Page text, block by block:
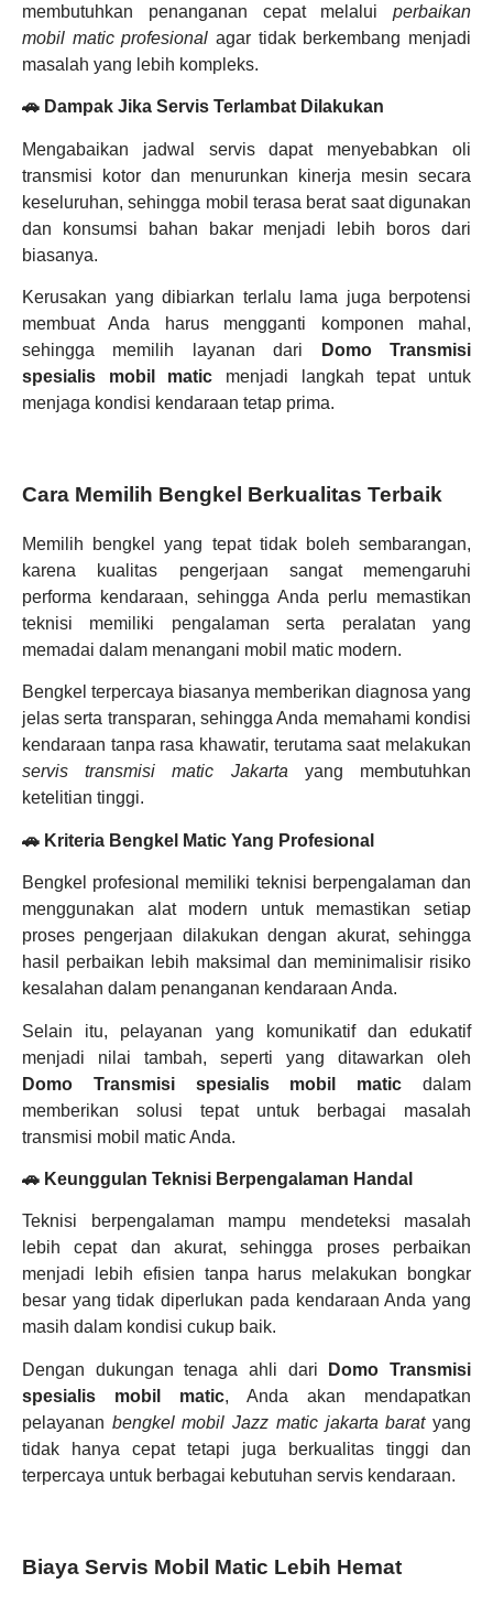
membutuhkan penanganan cepat melalui perbaikan
mobil matic profesional agar tidak berkembang menjadi
masalah yang lebih kompleks.
🚗 Dampak Jika Servis Terlambat Dilakukan
Mengabaikan jadwal servis dapat menyebabkan oli
transmisi kotor dan menurunkan kinerja mesin secara
keseluruhan, sehingga mobil terasa berat saat digunakan
dan konsumsi bahan bakar menjadi lebih boros dari
biasanya.
Kerusakan yang dibiarkan terlalu lama juga berpotensi
membuat Anda harus mengganti komponen mahal,
sehingga memilih layanan dari
Domo Transmisi
spesialis mobil matic menjadi langkah tepat untuk
menjaga kondisi kendaraan tetap prima.
Cara Memilih Bengkel Berkualitas Terbaik
Memilih bengkel yang tepat tidak boleh sembarangan,
karena kualitas pengerjaan sangat memengaruhi
performa kendaraan, sehingga Anda perlu memastikan
teknisi memiliki pengalaman serta peralatan yang
memadai dalam menangani mobil matic modern.
Bengkel terpercaya biasanya memberikan diagnosa yang
jelas serta transparan, sehingga Anda memahami kondisi
kendaraan tanpa rasa khawatir, terutama saat melakukan
servis transmisi matic Jakarta yang membutuhkan
ketelitian tinggi.
🚗 Kriteria Bengkel Matic Yang Profesional
Bengkel profesional memiliki teknisi berpengalaman dan
menggunakan alat modern untuk memastikan setiap
proses pengerjaan dilakukan dengan akurat, sehingga
hasil perbaikan lebih maksimal dan meminimalisir risiko
kesalahan dalam penanganan kendaraan Anda.
Selain itu, pelayanan yang komunikatif dan edukatif
menjadi nilai tambah, seperti yang ditawarkan oleh
Domo Transmisi spesialis mobil matic dalam
memberikan solusi tepat untuk berbagai masalah
transmisi mobil matic Anda.
🚗 Keunggulan Teknisi Berpengalaman Handal
Teknisi berpengalaman mampu mendeteksi masalah
lebih cepat dan akurat, sehingga proses perbaikan
menjadi lebih efisien tanpa harus melakukan bongkar
besar yang tidak diperlukan pada kendaraan Anda yang
masih dalam kondisi cukup baik.
Dengan dukungan tenaga ahli dari
Domo Transmisi
spesialis mobil matic, Anda akan mendapatkan
pelayanan bengkel mobil Jazz matic jakarta baratyang
tidak hanya cepat tetapi juga berkualitas tinggi dan
terpercaya untuk berbagai kebutuhan servis kendaraan.
Biaya Servis Mobil Matic Lebih Hemat